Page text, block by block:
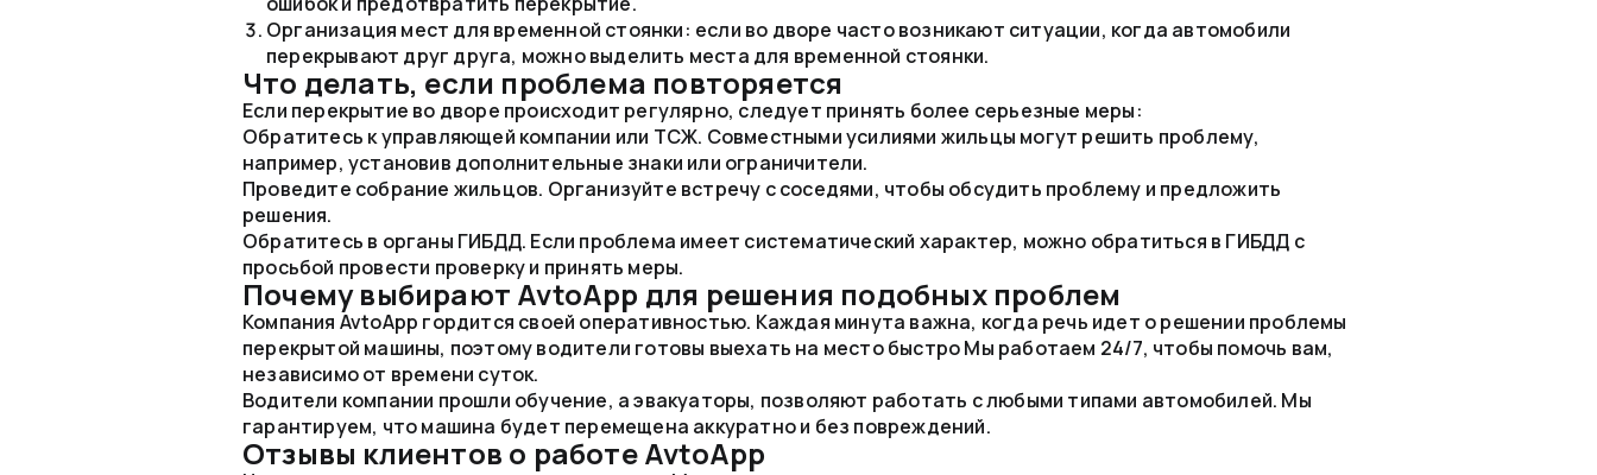
Организация мест для временной стоянки: если во дворе часто возникают ситуации, когда автомобили
перекрывают друг друга, можно выделить места для временной стоянки.
Что делать, если проблема повторяется
Если перекрытие во дворе происходит регулярно, следует принять более серьезные меры:
Обратитесь к управляющей компании или ТСЖ. Совместными усилиями жильцы могут решить проблему,
например, установив дополнительные знаки или ограничители.
Проведите собрание жильцов. Организуйте встречу с соседями, чтобы обсудить проблему и предложить
решения.
Обратитесь в органы ГИБДД. Если проблема имеет систематический характер, можно обратиться в ГИБДД с
просьбой провести проверку и принять меры.
Почему выбирают AvtoApp для решения подобных проблем
Компания AvtoApp гордится своей оперативностью. Каждая минута важна, когда речь идет о решении проблемы
перекрытой машины, поэтому водители готовы выехать на место быстро Мы работаем 24/7, чтобы помочь вам,
независимо от времени суток.
Водители компании прошли обучение, а эвакуаторы, позволяют работать с любыми типами автомобилей. Мы
гарантируем, что машина будет перемещена аккуратно и без повреждений.
Отзывы клиентов о работе AvtoApp